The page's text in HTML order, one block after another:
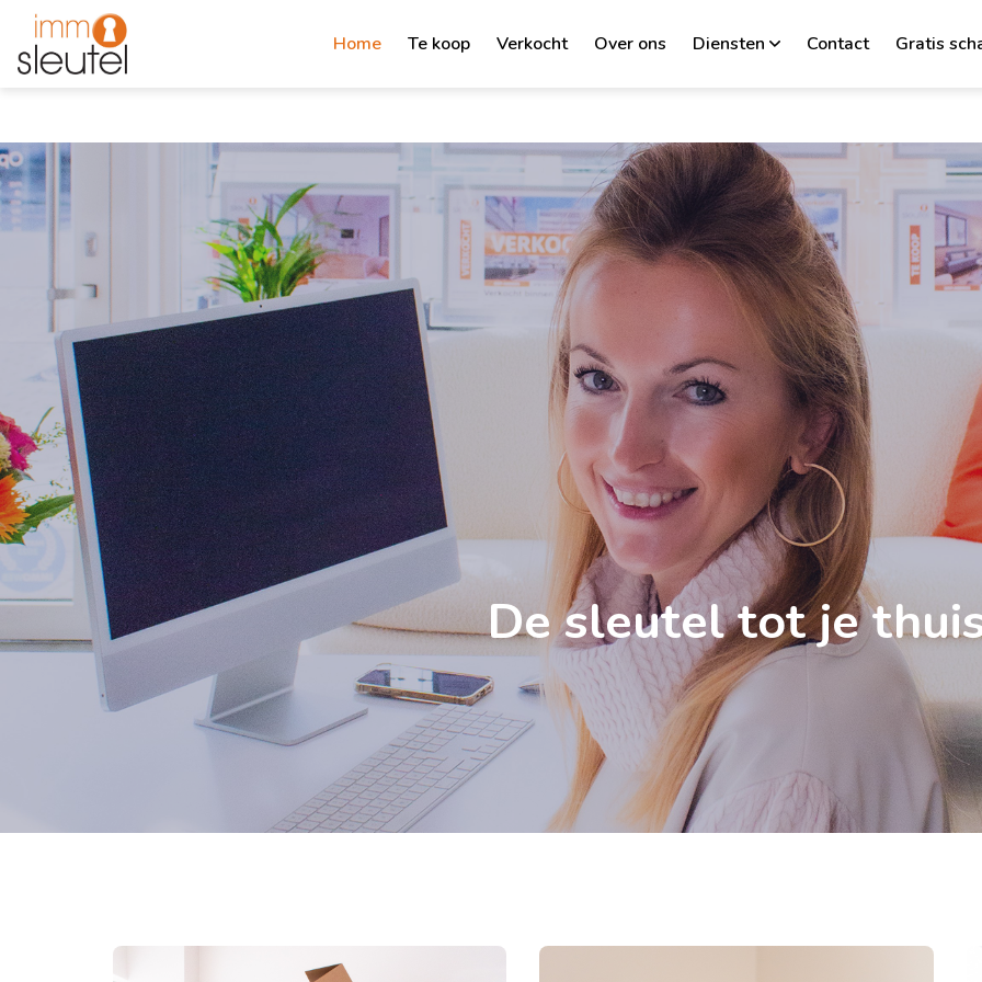
Home Te koop Verkocht Over ons Diensten Contact Gratis
De sleutel tot je